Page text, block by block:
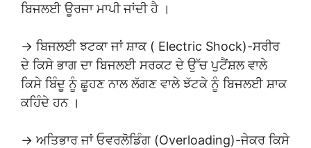
ਬਿਜਲਈ ਊਰਜਾ ਮਾਪੀ ਜਾਂਦੀ ਹੈ ।
→ ਬਿਜਲਈ ਝਟਕਾ ਜਾਂ ਸ਼ਾਕ ( Electric Shock)-ਸਰੀਰ
ਦੇ ਕਿਸੇ ਭਾਗ ਦਾ ਬਿਜਲਈ ਸਰਕਟ ਦੇ ਉੱਚ ਪੁਟੈਂਸ਼ਲ ਵਾਲੇ
ਕਿਸੇ ਬਿੰਦੂ ਨੂੰ ਛੂਹਣ ਨਾਲ ਲੱਗਣ ਵਾਲੇ ਝੱਟਕੇ ਨੂੰ ਬਿਜਲਈ ਸ਼ਾਕ
ਕਹਿੰਦੇ ਹਨ ।
→ ਅਤਿਭਾਰ ਜਾਂ ਓਵਰਲੋਡਿੰਗ (Overloading)-ਜੇਕਰ ਕਿਸੇ